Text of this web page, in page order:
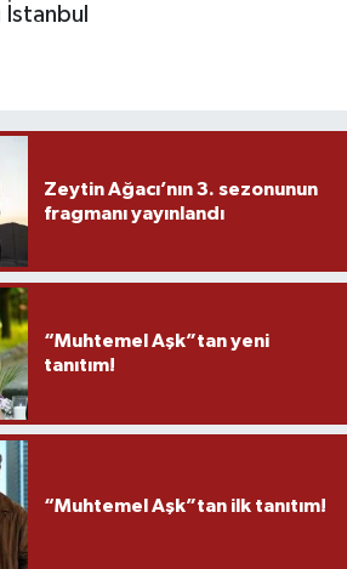
Zeytin Ağacı’nın 3. sezonunun
fragmanı yayınlandı
“Muhtemel Aşk”tan yeni
tanıtım!
“Muhtemel Aşk”tan ilk tanıtım!